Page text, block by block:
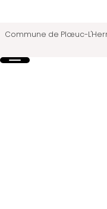
Commune de Plœuc-